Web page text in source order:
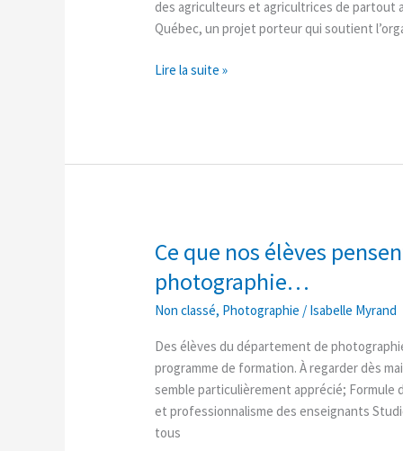
des agriculteurs et agricultrices de partout
Québec, un projet porteur qui soutient
Lire la suite »
Ce que nos élèves
photographie…
Non classé, Photographie / Isabelle Myrand
Des élèves du département de
programme de formation. À regarder dès
semble particulièrement apprécié; Formule
et professionnalisme des enseignants
tous
Ce
nos
élèves
de
leur
formation
en
photographie…